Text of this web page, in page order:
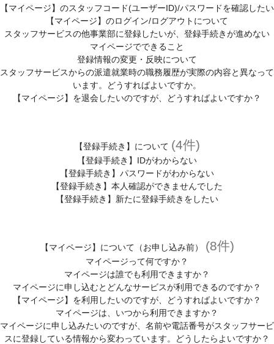
【マイページ】のスタッフコード(ユーザーID)/パスワードを確認したい
【マイページ】のログイン/ログアウトについて
スタッフサービスの他事業部に登録したいが、登録手続きが進めない
マイページでできること
登録情報の変更・反映について
スタッフサービスからの派遣就業時の職務履歴が実際の内容と異なって
います。どうすればよいですか。
【マイページ】を退会したいのですが、どうすればよいですか？
【登録手続き】について (4件)
【登録手続き】IDがわからない
【登録手続き】パスワードがわからない
【登録手続き】本人確認ができませんでした
【登録手続き】新たに登録手続きをしたい
【マイページ】について（お申し込み前） (8件)
マイページって何ですか？
マイページは誰でも利用できますか？
マイページに申し込むとどんなサービスが利用できるのですか？
【マイページ】を利用したいのですが、どうすればよいですか？
マイページは、いつから利用できますか？
マイページに申し込みたいのですが、名前や電話番号がスタッフサービ
スに登録している情報から変わっています。どうしたらよいですか？